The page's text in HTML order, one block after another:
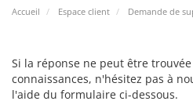
Accueil Espace client Demande de
Si la réponse ne peut être
connaissances, n'hésitez pas à
l'aide du formulaire ci-dessous.